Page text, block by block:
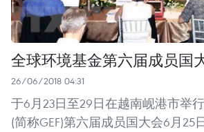
全球环境基金第六届成员国
26/06/2018 04:31
于6月23日至29日在越南岘港市举
(简称GEF)第六届成员国大会6月25